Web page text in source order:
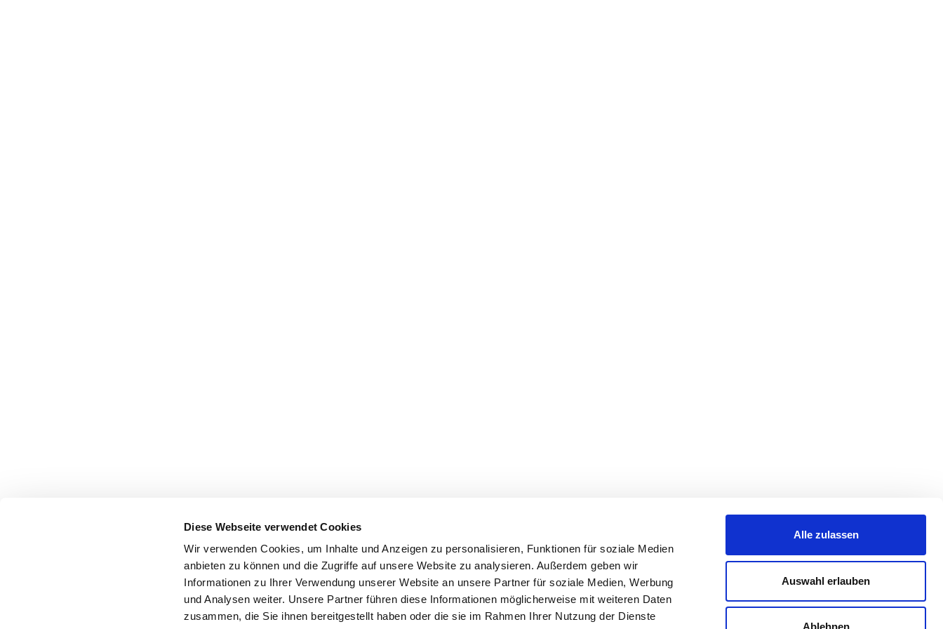
Diese Webseite verwendet Cookies
Wir verwenden Cookies, um Inhalte und Anzeigen zu personalisieren, Funktionen für soziale Medien
anbieten zu können und die Zugriffe auf unsere Website zu analysieren. Außerdem geben wir
Informationen zu Ihrer Verwendung unserer Website an unsere Partner für soziale Medien, Werbung
und Analysen weiter. Unsere Partner führen diese Informationen möglicherweise mit weiteren Daten
zusammen, die Sie ihnen bereitgestellt haben oder die sie im Rahmen Ihrer Nutzung der Dienste
Alle zulassen
Auswahl erlauben
Ablehnen